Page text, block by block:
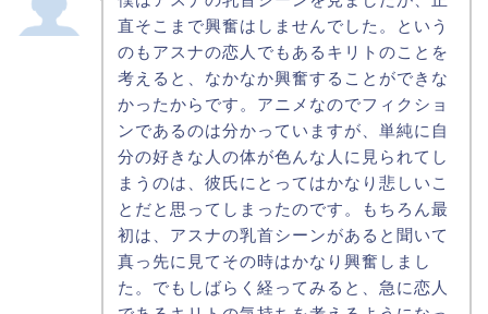
直そこまで興奮はしませんでした。という
のもアスナの恋人でもあるキリトのことを
考えると、なかなか興奮することができな
かったからです。アニメなのでフィクショ
ンであるのは分かっていますが、単純に自
分の好きな人の体が色んな人に見られてし
まうのは、彼氏にとってはかなり悲しいこ
とだと思ってしまったのです。もちろん最
初は、アスナの乳首シーンがあると聞いて
真っ先に見てその時はかなり興奮しまし
た。でもしばらく経ってみると、急に恋人